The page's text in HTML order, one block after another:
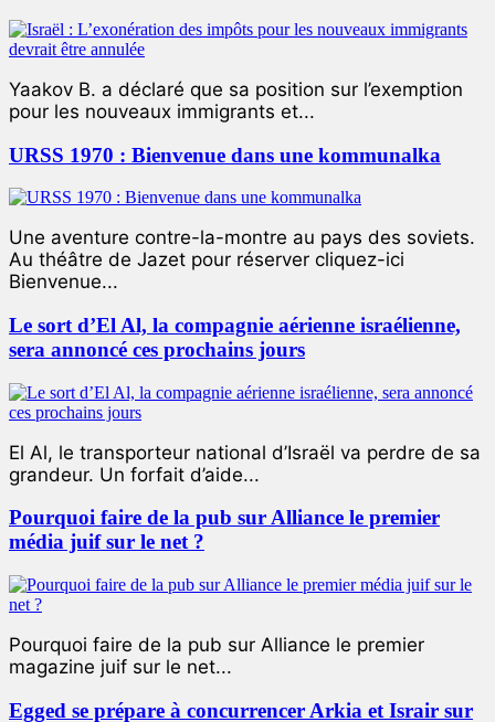
Yaakov B. a déclaré que sa position sur l’exemption
pour les nouveaux immigrants et...
URSS 1970 : Bienvenue dans une kommunalka
Une aventure contre-la-montre au pays des soviets.
Au théâtre de Jazet pour réserver cliquez-ici
Bienvenue...
Le sort d’El Al, la compagnie aérienne israélienne,
sera annoncé ces prochains jours
El Al, le transporteur national d’Israël va perdre de sa
grandeur. Un forfait d’aide...
Pourquoi faire de la pub sur Alliance le premier
média juif sur le net ?
Pourquoi faire de la pub sur Alliance le premier
magazine juif sur le net...
Egged se prépare à concurrencer Arkia et Israir sur